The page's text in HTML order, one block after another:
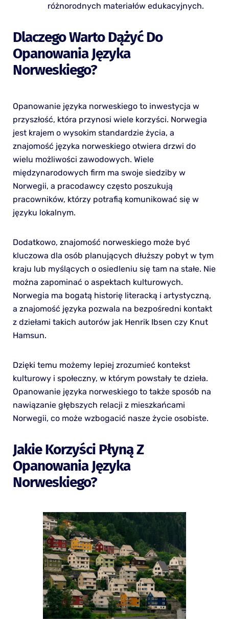
różnorodnych materiałów edukacyjnych.
Dlaczego Warto Dążyć Do
Opanowania Języka
Norweskiego?
Opanowanie języka norweskiego to inwestycja w
przyszłość, która przynosi wiele korzyści. Norwegia
jest krajem o wysokim standardzie życia, a
znajomość języka norweskiego otwiera drzwi do
wielu możliwości zawodowych. Wiele
międzynarodowych firm ma swoje siedziby w
Norwegii, a pracodawcy często poszukują
pracowników, którzy potrafią komunikować się w
języku lokalnym.
Dodatkowo, znajomość norweskiego może być
kluczowa dla osób planujących dłuższy pobyt w tym
kraju lub myślących o osiedleniu się tam na stałe. Nie
można zapominać o aspektach kulturowych.
Norwegia ma bogatą historię literacką i artystyczną,
a znajomość języka pozwala na bezpośredni kontakt
z dziełami takich autorów jak Henrik Ibsen czy Knut
Hamsun.
Dzięki temu możemy lepiej zrozumieć kontekst
kulturowy i społeczny, w którym powstały te dzieła.
Opanowanie języka norweskiego to także sposób na
nawiązanie głębszych relacji z mieszkańcami
Norwegii, co może wzbogacić nasze życie osobiste.
Jakie Korzyści Płyną Z
Opanowania Języka
Norweskiego?